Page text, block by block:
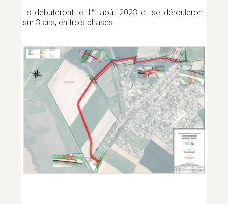
DÉVELOPPEMENT ÉCONOMIQUE
EAU ET ASSAINISSEMENT
EMPLOI
ENFANCE
HABITAT
Ils débuteront le 1 eraoût 2023 et se dérouleront
sur 3 ans, en trois phases.